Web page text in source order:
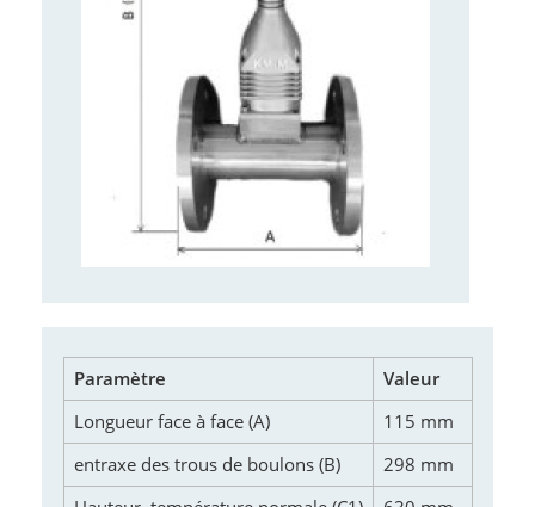
Paramètre
Valeur
Longueur face à face (A)
115 mm
entraxe des trous de boulons (B)
298 mm